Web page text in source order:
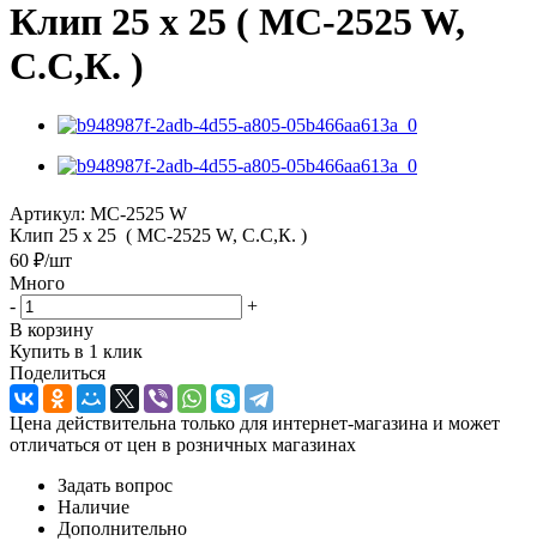
Клип 25 х 25 ( MC-2525 W,
С.С,К. )
Артикул: MC-2525 W
Клип 25 х 25 ( MC-2525 W, С.С,К. )
60 ₽/шт
Много
-
+
В корзину
Купить в 1 клик
Поделиться
Цена действительна только для интернет-магазина и может
отличаться от цен в розничных магазинах
Задать вопрос
Наличие
Дополнительно